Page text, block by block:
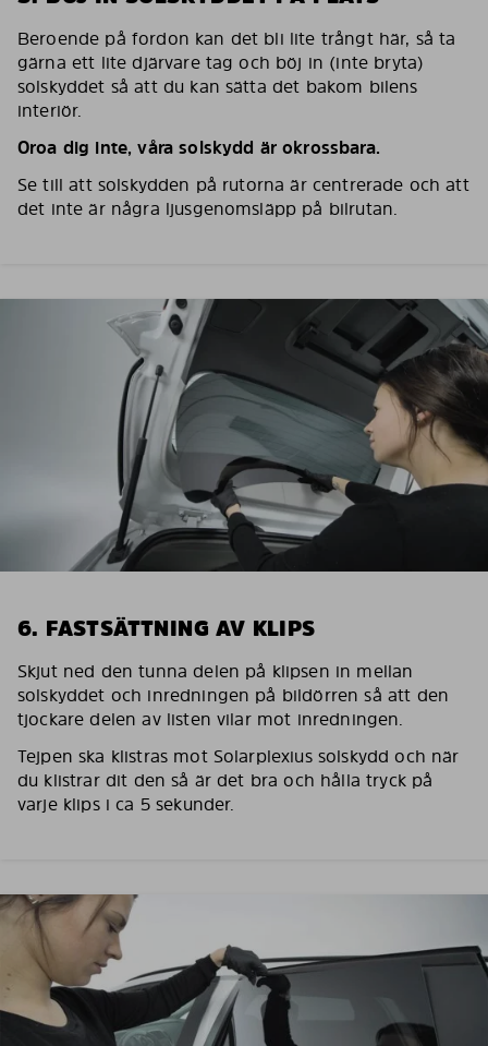
Beroende på fordon kan det bli lite trångt här, så ta
gärna ett lite djärvare tag och böj in (inte bryta)
solskyddet så att du kan sätta det bakom bilens
interiör.
Oroa dig inte, våra solskydd är okrossbara.
Se till att solskydden på rutorna är centrerade och att
det inte är några ljusgenomsläpp på bilrutan.
6. FASTSÄTTNING AV KLIPS
Skjut ned den tunna delen på klipsen in mellan
solskyddet och inredningen på bildörren så att den
tjockare delen av listen vilar mot inredningen.
Tejpen ska klistras mot Solarplexius solskydd och när
du klistrar dit den så är det bra och hålla tryck på
varje klips i ca 5 sekunder.